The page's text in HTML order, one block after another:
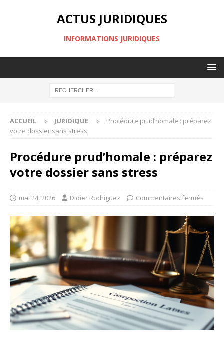
ACTUS JURIDIQUES
INFORMATIONS JURIDIQUES
ACCUEIL JURIDIQUE
Procédure prud’homale : préparez
votre dossier sans stress
Procédure prud’homale : préparez
votre dossier sans stress
mai 24, 2026 Didier Rodriguez Commentaires fermés